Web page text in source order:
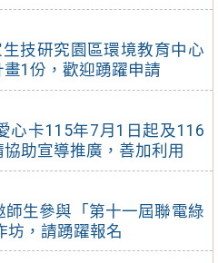
技研究園區環境教育中心
1份，歡迎踴躍申請
心卡115年7月1日起及116
助宣導推廣，善加利用
生參與「第十一屆聯電綠
坊，請踴躍報名